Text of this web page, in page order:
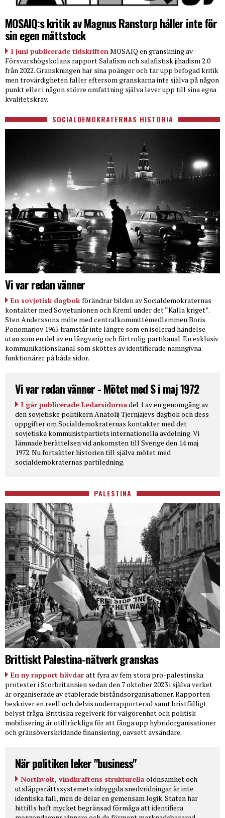
MOSAIQ:s kritik av Magnus Ranstorp håller inte för
sin egen måttstock
I juni publicerade tidskriften MOSAIQ en granskning av
Försvarshögskolans rapport Salafism och salafistisk jihadism 2.0
från 2022. Granskningen har sina poänger och tar upp befogad kritik
men trovärdigheten faller eftersom granskarna inte själva på någon
punkt eller i någon större omfattning själva lever upp till sina egna
kvalitetskrav.
SOCIALDEMOKRATERNAS HISTORIA
Vi var redan vänner
En sovjetisk dagbok förändrar bilden av Socialdemokraternas
kontakter med Sovjetunionen och Kreml under det “Kalla kriget”.
Sten Anderssons möte med centralkommittémedlemmen Boris
Ponomarjov 1965 framstår inte längre som en isolerad händelse
utan som en del av en långvarig och förtrolig partikanal. En exklusiv
kommunikationskanal som sköttes av identifierade namngivna
funktionärer på båda sidor.
Vi var redan vänner - Mötet med S i maj 1972
I går publicerade Ledarsidornadel 1 av en genomgång av
den sovjetiske politikern Anatolij Tjernjajevs dagbok och dess
uppgifter om Socialdemokraternas kontakter med det
sovjetiska kommunistpartiets internationella avdelning. Vi
lämnade berättelsen vid ankomsten till Sverige den 14 maj
1972. Nu fortsätter historien till själva mötet med
socialdemokraternas partiledning.
PALESTINA
Brittiskt Palestina-nätverk granskas
En ny rapport hävdar att fyra av fem stora pro-palestinska
protester i Storbritannien sedan den 7 oktober 2023 i själva verket
är organiserade av etablerade biståndsorganisationer. Rapporten
beskriver en reell och delvis underrapporterad samt bristfälligt
belyst fråga. Brittiska regelverk för välgörenhet och politisk
mobilisering är otillräckliga för att fånga upp hybridorganisationer
och gränsöverskridande finansiering, oavsett avsändare.
När politiken leker "business"
Northvolt, vindkraftens strukturella olönsamhet och
utsläppsrättssystemets inbyggda snedvridningar är inte
identiska fall, men de delar en gemensam logik. Staten har
hittills haft mycket begränsad förmåga att identifiera